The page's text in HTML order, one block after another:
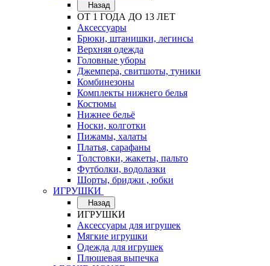
Назад
ОТ 1 ГОДА ДО 13 ЛЕТ
Аксессуары
Брюки, штанишки, легинсы
Верхняя одежда
Головные уборы
Джемпера, свитшоты, туники
Комбинезоны
Комплекты нижнего белья
Костюмы
Нижнее бельё
Носки, колготки
Пижамы, халаты
Платья, сарафаны
Толстовки, жакеты, пальто
Футболки, водолазки
Шорты, бриджи , юбки
ИГРУШКИ
Назад
ИГРУШКИ
Аксессуары для игрушек
Мягкие игрушки
Одежда для игрушек
Плюшевая выпечка